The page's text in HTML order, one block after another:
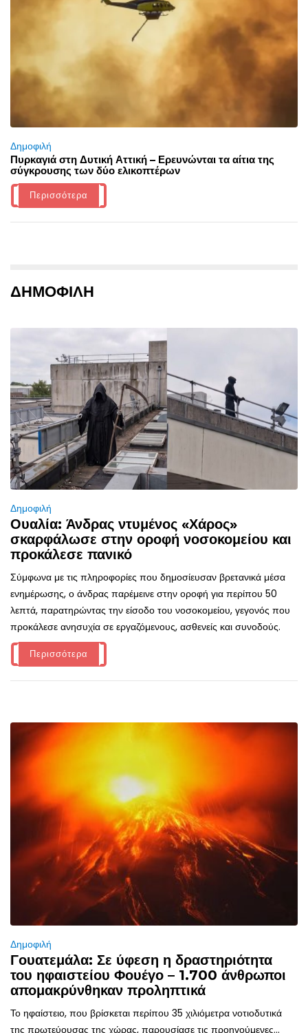
Δημοφιλή
Πυρκαγιά στη Δυτική Αττική – Ερευνώνται τα αίτια της
σύγκρουσης των δύο ελικοπτέρων
Περισσότερα
ΔΗΜΟΦΙΛΗ
Δημοφιλή
Ουαλία: Άνδρας ντυμένος «Χάρος»
σκαρφάλωσε στην οροφή νοσοκομείου και
προκάλεσε πανικό
Σύμφωνα με τις πληροφορίες που δημοσίευσαν βρετανικά μέσα
ενημέρωσης, ο άνδρας παρέμεινε στην οροφή για περίπου 50
λεπτά, παρατηρώντας την είσοδο του νοσοκομείου, γεγονός που
προκάλεσε ανησυχία σε εργαζόμενους, ασθενείς και συνοδούς.
Περισσότερα
Δημοφιλή
Γουατεμάλα: Σε ύφεση η δραστηριότητα
του ηφαιστείου Φουέγο – 1.700 άνθρωποι
απομακρύνθηκαν προληπτικά
Το ηφαίστειο, που βρίσκεται περίπου 35 χιλιόμετρα νοτιοδυτικά
της πρωτεύουσας της χώρας, παρουσίασε τις προηγούμενες...